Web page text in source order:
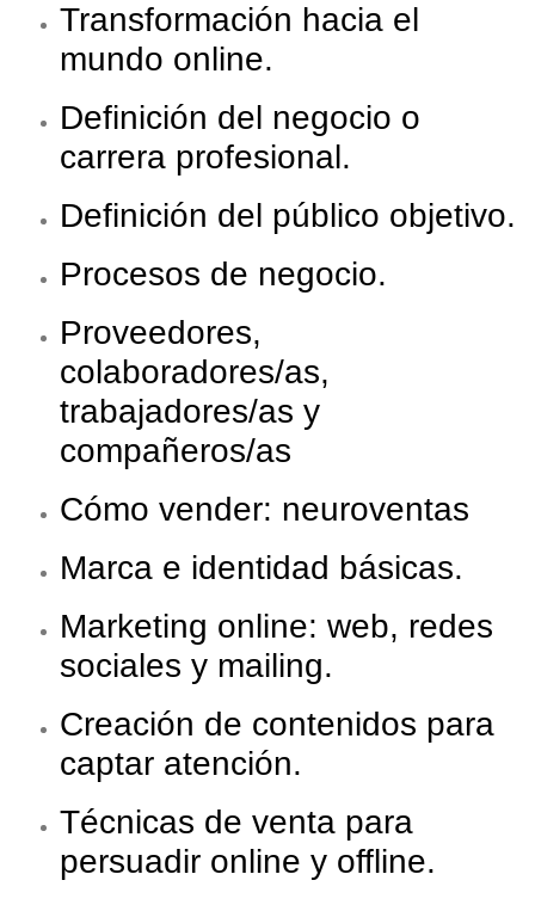
Transformación hacia el
mundo online.
Definición del negocio o
carrera profesional.
Definición del público objetivo.
Procesos de negocio.
Proveedores,
colaboradores/as,
trabajadores/as y
compañeros/as
Cómo vender: neuroventas
Marca e identidad básicas.
Marketing online: web, redes
sociales y mailing.
Creación de contenidos para
captar atención.
Técnicas de venta para
persuadir online y offline.